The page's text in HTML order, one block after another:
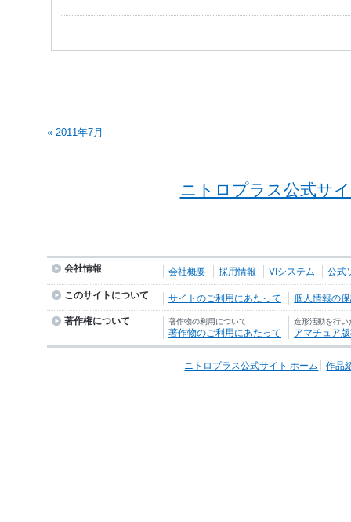
« 2011年7月
ニトロプラス公式サ
会社情報 会社概要 採用情報 VIシステム 公式
このサイトについて サイトのご利用にあたって 個人情報の
著作権について 著作物の利用について
著作物のご利用にあたって
造形活動を行い
アマチュア
ニトロプラス公式サイト ホーム 作品